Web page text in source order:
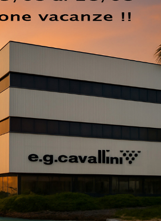
battenti sono elementi irrinunciabili in
di tutto.